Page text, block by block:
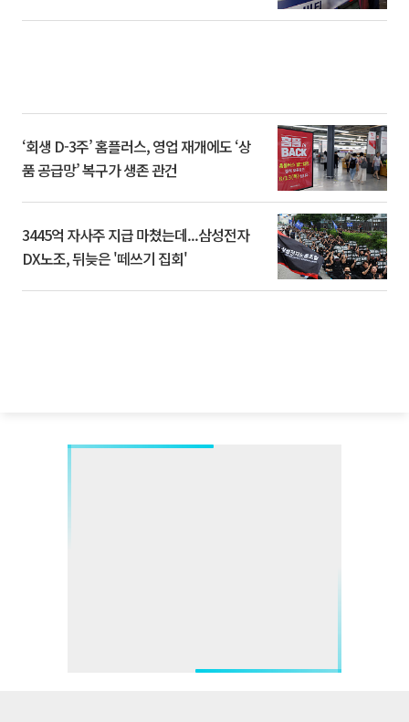
‘회생 D-3주’ 홈플러스, 영업 재개에도 ‘상
품 공급망’ 복구가 생존 관건
3445억 자사주 지급 마쳤는데...삼성전자
DX노조, 뒤늦은 '떼쓰기 집회'